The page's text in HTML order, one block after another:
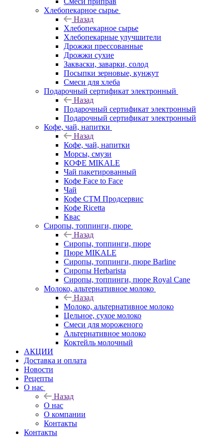
Хлебопекарное сырье
Назад
Хлебопекарное сырье
Хлебопекарные улучшители
Дрожжи прессованные
Дрожжи сухие
Закваски, заварки, солод
Посыпки зерновые, кунжут
Смеси для хлеба
Подарочный сертификат электронный
Назад
Подарочный сертификат электронный
Подарочный сертификат электронный
Кофе, чай, напитки
Назад
Кофе, чай, напитки
Морсы, смузи
КОФЕ MIKALE
Чай пакетированный
Кофе Face to Face
Чай
Кофе СТМ Продсервис
Кофе Ricetta
Квас
Сиропы, топпинги, пюре
Назад
Сиропы, топпинги, пюре
Пюре MIKALE
Сиропы, топпинги, пюре Barline
Сиропы Herbarista
Сиропы, топпинги, пюре Royal Cane
Молоко, альтернативное молоко
Назад
Молоко, альтернативное молоко
Цельное, сухое молоко
Смеси для мороженого
Альтернативное молоко
Коктейль молочный
АКЦИИ
Доставка и оплата
Новости
Рецепты
О нас
Назад
О нас
О компании
Контакты
Контакты